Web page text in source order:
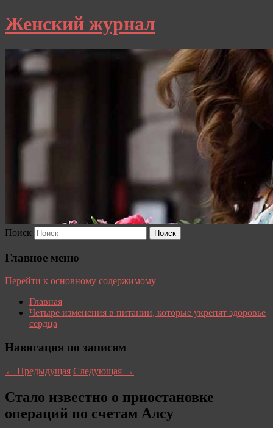
Женский журнал
Поиск
Главное меню
Перейти к основному содержимому
Главная
Четыре изменения в питании, которые укрепят здоровье
сердца
Навигация по записям
← Предыдущая Следующая →
Стало известно о приостановке
операций по счетам Алсу